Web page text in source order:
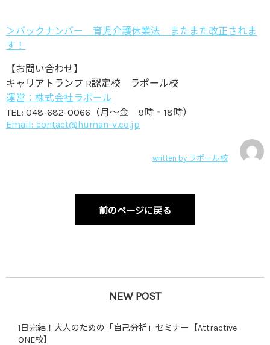
＞バックナンバー 育児介護休業法 またまた改正されま
す！
【お問い合わせ】
キャリアトランプ R認定校 ラポール校
運営：株式会社ラポール
TEL: 048-682-0066（月～金 9時‐18時）
Email: contact@human-v.co.jp
written by ラポール校
前のページに戻る
NEW POST
1日完結！大人のための「自己分析」セミナー【Attractive
ONE校】